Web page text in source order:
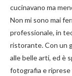
cucinavano ma
Non mi sono mai
professionale, in
ristorante. Con un
alle belle arti, ed è
fotografia e riprese